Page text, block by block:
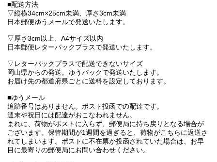
■配送方法
▽縦横34cm×25cm未満、厚さ3cm未満
日本郵便ゆうメールで発送いたします。
▽厚さ3cm以上、A4サイズ以内
日本郵便レターパックプラスで発送いたします。
▽レターパックプラスで配送できないサイズ
岡山県からの発送。ゆうパックで発送いたします。
お届け先の都道府県ごとに送料を設定しております。
■ゆうメール
追跡番号はありません。ポスト投函での配達です。
週末や祝日には配達がおこなわれません。
まれに、荷物がポストに入らず、郵便局に持ち戻りとなる場合が
ございます。保管期間が1週間を過ぎると、荷物がこちらに返送さ
れてしまいます。ポストに不在票が投函されていた場合は、お早
目に最寄りの郵便局にお問い合わせください。